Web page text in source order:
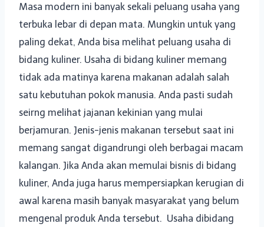
Masa modern ini banyak sekali peluang usaha yang
terbuka lebar di depan mata. Mungkin untuk yang
paling dekat, Anda bisa melihat peluang usaha di
bidang kuliner. Usaha di bidang kuliner memang
tidak ada matinya karena makanan adalah salah
satu kebutuhan pokok manusia. Anda pasti sudah
seirng melihat jajanan kekinian yang mulai
berjamuran. Jenis-jenis makanan tersebut saat ini
memang sangat digandrungi oleh berbagai macam
kalangan. Jika Anda akan memulai bisnis di bidang
kuliner, Anda juga harus mempersiapkan kerugian di
awal karena masih banyak masyarakat yang belum
mengenal produk Anda tersebut. Usaha dibidang